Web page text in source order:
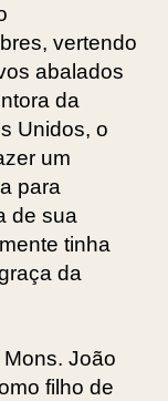
vertendo
abalados
da
Unidos, o
um
para
de sua
tinha
da
João
filho de